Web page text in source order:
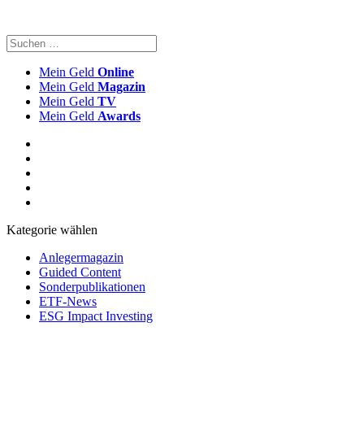
Mein Geld Online
Mein Geld Magazin
Mein Geld TV
Mein Geld Awards
Kategorie wählen
Anlegermagazin
Guided Content
Sonderpublikationen
ETF-News
ESG Impact Investing